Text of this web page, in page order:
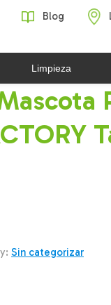
Blog
Limpieza
Sin categorizar